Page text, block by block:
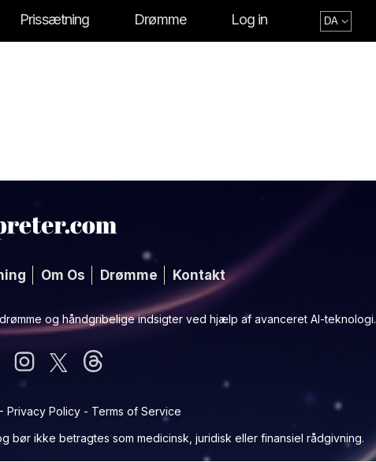
Prissætning Drømme Log in
Om Os Drømme Kontakt
og håndgribelige indsigter ved hjælp af avanceret AI-teknologi.
Privacy Policy- Terms of Service
bør ikke betragtes som medicinsk, juridisk eller finansiel rådgivning.